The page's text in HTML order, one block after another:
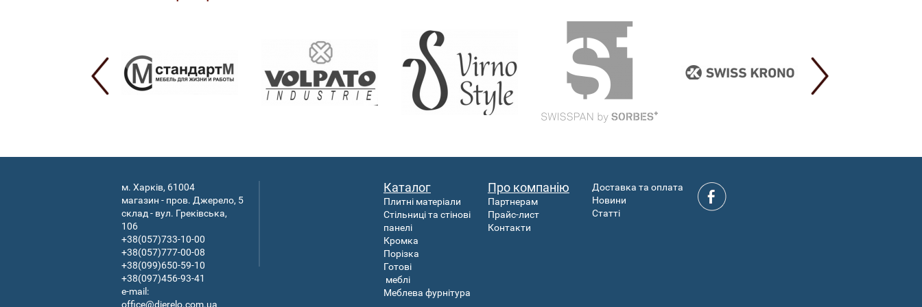
м. Харків, 61004
магазин - пров. Джерело, 5
склад - вул. Греківська,
106
+38(057)733-10-00
+38(057)777-00-08
+38(099)650-59-10
+38(097)456-93-41
e-mail:
office@djerelo.com.ua
Каталог
Плитні матеріали
Стільниці та стінові
панелі
Кромка
Порізка
Готові
меблі
Меблева фурнітура
Про компанію
Партнерам
Прайс-лист
Контакти
Доставка та оплата
Новини
Статті